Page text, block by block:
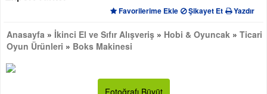
Favorilerime Ekle Şikayet Et Yazdır
Anasayfa » İkinci El ve Sıfır Alışveriş » Hobi & Oyuncak » Ticari
Oyun Ürünleri » Boks Makinesi